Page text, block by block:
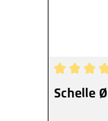
Schelle